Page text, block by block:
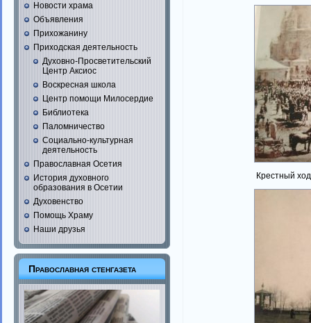
Новости храма
Объявления
Прихожанину
Приходская деятельность
Духовно-Просветительский
Центр Аксиос
Воскресная школа
Центр помощи Милосердие
Библиотека
Паломничество
Социально-культурная
деятельность
Православная Осетия
История духовного
образования в Осетии
Духовенство
Помощь Храму
Наши друзья
Православная стенгазета
Крестный